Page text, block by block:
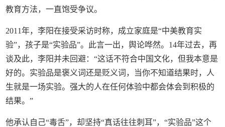
教育方法，一直饱受争议。
2011年，李阳在接受采访时称，成立家庭是“中美教育实
验”，孩子是“实验品”。此言一出，舆论哗然。14年过去，再
谈及此，李阳并未回避：“这话不符合中国文化，但我本意是
好的。实验品是褒义词还是贬义词，当你不知道结果时，人
生就是一场实验。强大的人在任何体验中都会体会到积极的
结果。”
他承认自己“毒舌”，却坚持“真话往往刺耳”，“实验品”这个